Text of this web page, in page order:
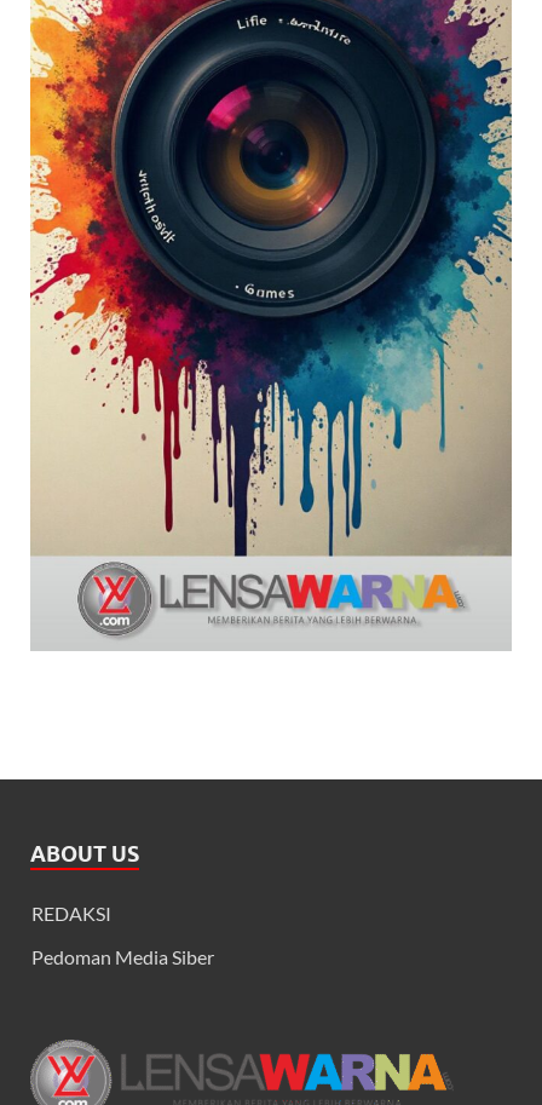
ABOUT US
REDAKSI
Pedoman Media Siber